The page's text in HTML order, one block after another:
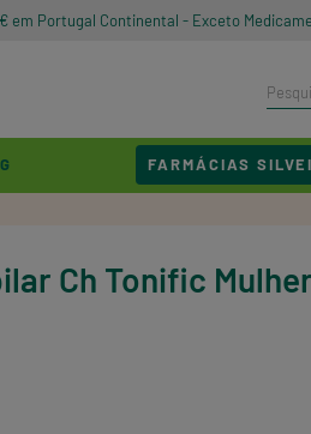
em Portugal Continental - Exceto
FARMÁCIAS
Ch Tonific